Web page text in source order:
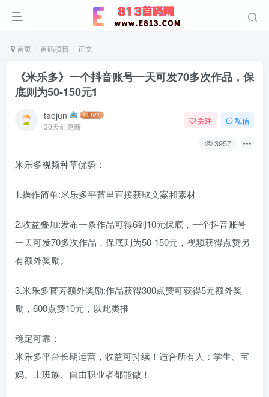
首页 首码项目 正文
《米乐多》一个抖音账号一天可发70多次作品，保
底则为50-150元1
taojun
30天前更新
关注 私信
3957
米乐多视频种草优势：
1.操作简单:米乐多平苔里直接获取文案和素材
2.收益叠加:发布一条作品可得6到10元保底，一个抖音账号
一天可发70多次作品，保底则为50-150元，视频获得点赞另
有额外奖励。
3.米乐多官芳额外奖励:作品获得300点赞可获得5元额外奖
励，600点赞10元，以此类推
稳定可靠：
米乐多平台长期运营，收益可持续！适合所有人：学生、宝
妈、上班族、自由职业者都能做！